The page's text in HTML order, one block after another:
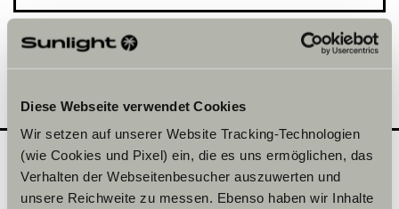
Diese Webseite verwendet Cookies
Wir setzen auf unserer Website Tracking-Technologien
(wie Cookies und Pixel) ein, die es uns ermöglichen, das
Verhalten der Webseitenbesucher auszuwerten und
unsere Reichweite zu messen. Ebenso haben wir Inhalte
2
Welke model wil je